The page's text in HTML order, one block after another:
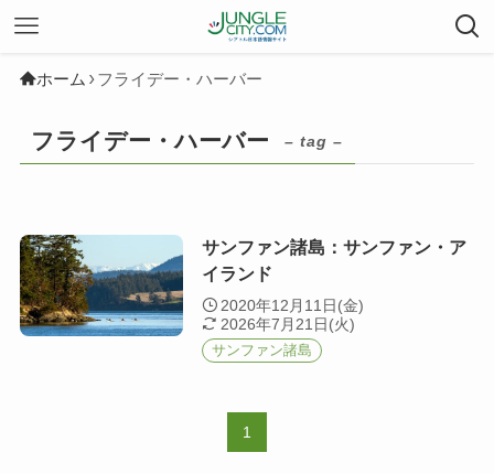
ホーム フライデー・ハーバー
フライデー・ハーバー – tag –
サンファン諸島：サンファン・ア
イランド
2020年12月11日(金)
2026年7月21日(火)
サンファン諸島
1